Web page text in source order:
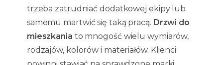
trzeba zatrudniać dodatkowej ekipy lub
samemu martwić się taką pracą. Drzwi do
mieszkania to mnogość wielu wymiarów,
rodzajów, kolorów i materiałów. Klienci